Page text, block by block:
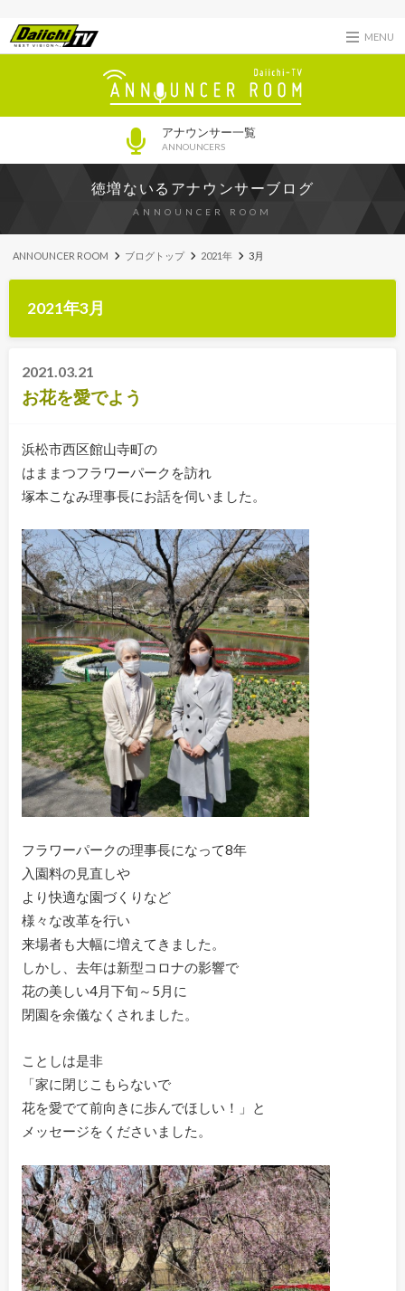
MENU
アナウンサー一覧
ANNOUNCERS
徳増ないるアナウンサーブログ
ANNOUNCER ROOM
ANNOUNCER ROOM ブログトップ 2021年 3月
2021年3月
2021.03.21
お花を愛でよう
浜松市西区館山寺町の
はままつフラワーパークを訪れ
塚本こなみ理事長にお話を伺いました。
フラワーパークの理事長になって8年
入園料の見直しや
より快適な園づくりなど
様々な改革を行い
来場者も大幅に増えてきました。
しかし、去年は新型コロナの影響で
花の美しい4月下旬～5月に
閉園を余儀なくされました。
ことしは是非
「家に閉じこもらないで
花を愛でて前向きに歩んでほしい！」と
メッセージをくださいました。